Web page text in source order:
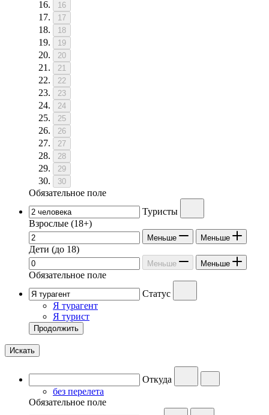
16
17
18
19
20
21
22
23
24
25
26
27
28
29
30
Обязательное поле
Туристы
Взрослые (18+)
Меньше Меньше
Дети (до 18)
Меньше Меньше
Обязательное поле
Статус
Я турагент
Я турист
Продолжить
Искать
Откуда
без перелета
Обязательное поле